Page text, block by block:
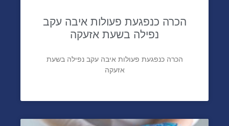
הכרה כנפגעת פעולות איבה עקב
נפילה בשעת אזעקה
הכרה כנפגעת פעולות איבה עקב נפילה בשעת
אזעקה